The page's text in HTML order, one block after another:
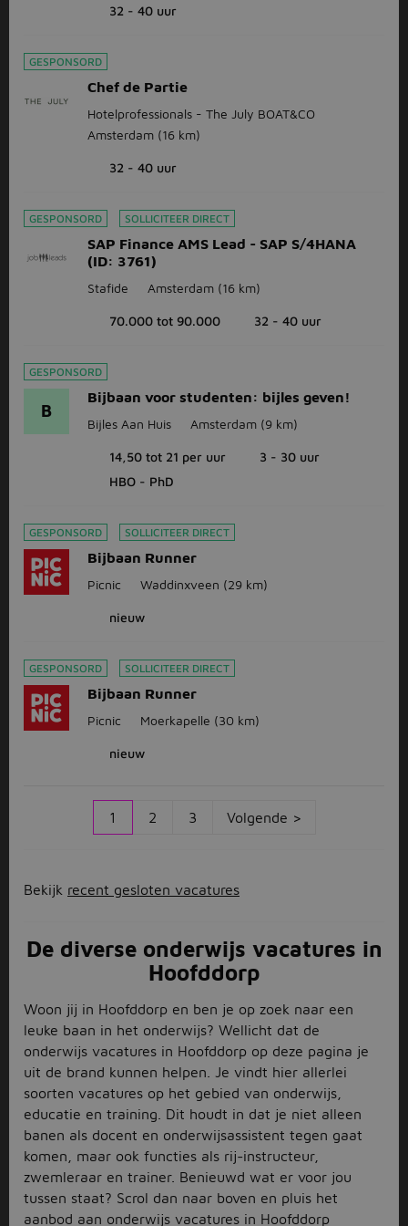
32 - 40 uur
GESPONSORD
Chef de Partie
Hotelprofessionals - The July BOAT&CO
Amsterdam (16 km)
32 - 40 uur
GESPONSORD SOLLICITEER DIRECT
SAP Finance AMS Lead - SAP S/4HANA
(ID: 3761)
Stafide Amsterdam (16 km)
70.000 tot 90.000 32 - 40 uur
GESPONSORD
B
Bijbaan voor studenten: bijles geven!
Bijles Aan Huis Amsterdam (9 km)
14,50 tot 21 per uur
3 - 30 uur
HBO - PhD
GESPONSORD SOLLICITEER DIRECT
Bijbaan Runner
Picnic Waddinxveen (29 km)
nieuw
GESPONSORD SOLLICITEER DIRECT
Bijbaan Runner
Picnic Moerkapelle (30 km)
nieuw
1 2 3 Volgende >
Bekijk recent gesloten vacatures
De diverse onderwijs vacatures in
Hoofddorp
Woon jij in Hoofddorp en ben je op zoek naar een
leuke baan in het onderwijs? Wellicht dat de
onderwijs vacatures in Hoofddorp op deze pagina je
uit de brand kunnen helpen. Je vindt hier allerlei
soorten vacatures op het gebied van onderwijs,
educatie en training. Dit houdt in dat je niet alleen
banen als docent en onderwijsassistent tegen gaat
komen, maar ook functies als rij-instructeur,
zwemleraar en trainer. Benieuwd wat er voor jou
tussen staat? Scrol dan naar boven en pluis het
aanbod aan onderwijs vacatures in Hoofddorp